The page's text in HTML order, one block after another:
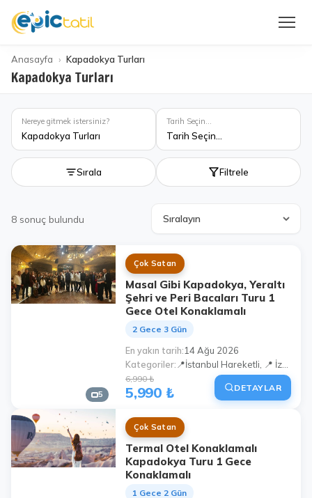
Anasayfa Kapadokya Turları
Kapadokya Turları
Nereye gitmek istersiniz?
Kapadokya Turları
Tarih Seçin...
Tarih Seçin...
Sırala Filtrele
8 sonuç bulundu
5
Çok Satan
Masal Gibi Kapadokya, Yeraltı
Şehri ve Peri Bacaları Turu 1
Gece Otel Konaklamalı
2 Gece 3 Gün
En yakın tarih 14 Ağu 2026
Kategoriler
6,990 ₺
5,990 ₺ DETAYLAR
Çok Satan
Termal Otel Konaklamalı
Kapadokya Turu 1 Gece
Konaklamalı
1 Gece 2 Gün